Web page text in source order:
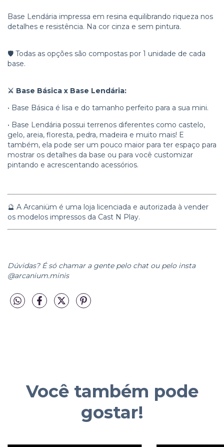
Base Lendária impressa em resina equilibrando riqueza nos
detalhes e resistência. Na cor cinza e sem pintura.
🛡️ Todas as opções são compostas por 1 unidade de cada
base.
⚔️ Base Básica x Base Lendária:
• Base Básica é lisa e do tamanho perfeito para a sua mini.
• Base Lendária possui terrenos diferentes como castelo,
gelo, areia, floresta, pedra, madeira e muito mais! E
também, ela pode ser um pouco maior para ter espaço para
mostrar os detalhes da base ou para você customizar
pintando e acrescentando acessórios.
🔮 A Arcaniüm é uma loja licenciada e autorizada à vender
os modelos impressos da Cast N Play.
Dúvidas? É só chamar a gente pelo chat ou pelo insta
@arcanium.minis
Você também pode
gostar!